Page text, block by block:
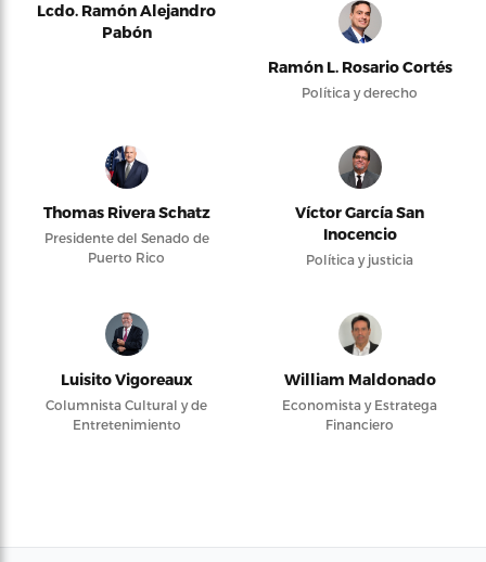
Lcdo. Ramón Alejandro
Pabón
Ramón L. Rosario Cortés
Política y derecho
Thomas Rivera Schatz
Presidente del Senado de
Puerto Rico
Víctor García San
Inocencio
Política y justicia
Luisito Vigoreaux
Columnista Cultural y de
Entretenimiento
William Maldonado
Economista y Estratega
Financiero